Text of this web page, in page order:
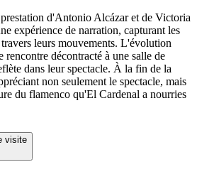
d'Antonio Alcázar et de Victoria
expérience de narration, capturant les
leurs mouvements. L'évolution
décontracté à une salle de
dans leur spectacle. À la fin de la
non seulement le spectacle, mais
du flamenco qu'El Cardenal a nourries
visite